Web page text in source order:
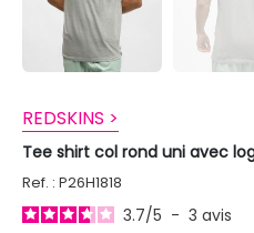
REDSKINS >
Tee shirt col rond uni avec
Ref. : P26H1818
3.7/5 - 3 avis